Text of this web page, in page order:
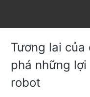
Tương lai của
phá những
robot